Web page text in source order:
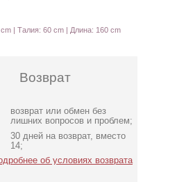
| Талия: 60 cm | Длина: 160 cm
Возврат
возврат или обмен без
лишних вопросов и проблем;
30 дней на возврат, вместо
14;
об условиях возврата